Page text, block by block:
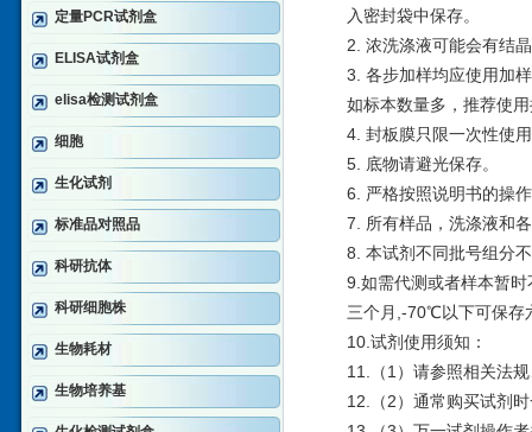
定量PCR试剂盒
ELISA试剂盒
elisa检测试剂盒
细胞
生化试剂
标准品对照品
科研抗体
科研细胞株
生物耗材
生物培养基
入密封袋中保存。
2. 浓洗涤液可能会有结
3. 各步加样均应使用加
如标本数量多，推荐使
4. 封板膜只限一次性使
5. 底物请避光保存。
6. 严格按照说明书的操
7. 所有样品，洗涤液和
8. 本试剂不同批号组分
9.如需代测或者样本暂
三个月,-70℃以下可保存
10.试剂使用须知：
11.（1）请参照相关法
12.（2）通常购买试剂